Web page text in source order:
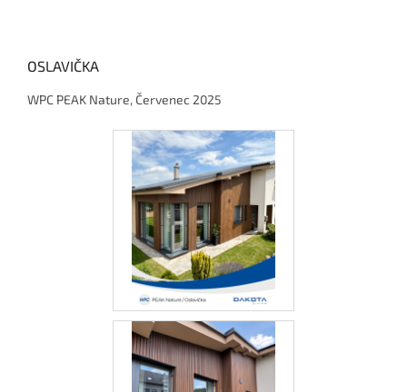
OSLAVIČKA
WPC PEAK Nature, Červenec 2025